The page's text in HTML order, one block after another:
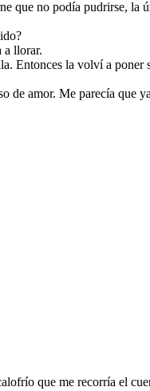
que no podía pudrirse, la
a llorar.
Entonces la volví a
de amor. Me parecía que
que me recorría el